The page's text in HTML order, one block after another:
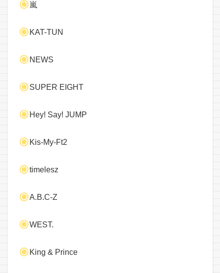
嵐
KAT-TUN
NEWS
SUPER EIGHT
Hey! Say! JUMP
Kis-My-Ft2
timelesz
A.B.C-Z
WEST.
King & Prince